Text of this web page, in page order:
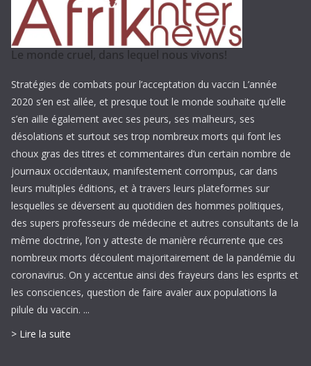
Le monde cruel, dans lequel nous vivons!
Stratégies de combats pour l’acceptation du vaccin L’année
2020 s’en est allée, et presque tout le monde souhaite qu’elle
s’en aille également avec ses peurs, ses malheurs, ses
désolations et surtout ses trop nombreux morts qui font les
choux gras des titres et commentaires d’un certain nombre de
journaux occidentaux, manifestement corrompus, car dans
leurs multiples éditions, et à travers leurs plateformes sur
lesquelles se déversent au quotidien des hommes politiques,
des supers professeurs de médecine et autres consultants de la
même doctrine, l’on y atteste de manière récurrente que ces
nombreux morts découlent majoritairement de la pandémie du
coronavirus. On y accentue ainsi des frayeurs dans les esprits et
les consciences, question de faire avaler aux populations la
pilule du vaccin. ...
> Lire la suite